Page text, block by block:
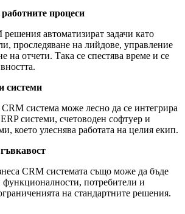
процеси
автоматизират задачи като
проследяване на лийдове, управление
на отчети. Така се спестява време и се
системи
система може лесно да се интегрира
системи, счетоводен софтуер и
което улеснява работата на целия екип.
CRM системата също може да бъде
потребители и
на стандартните решения.